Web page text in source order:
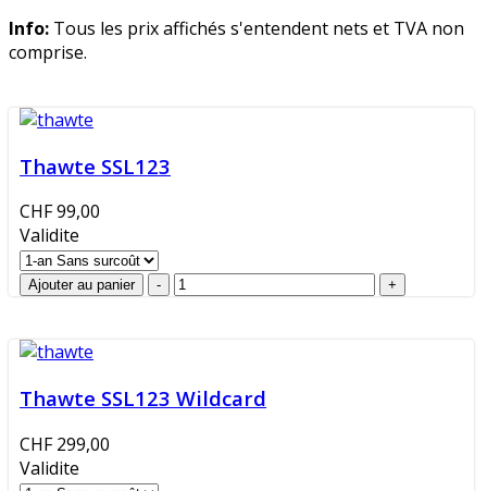
Info: Tous les prix affichés s'entendent nets et TVA non
comprise.
Thawte SSL123
CHF 99,00
Validite
Thawte SSL123 Wildcard
CHF 299,00
Validite